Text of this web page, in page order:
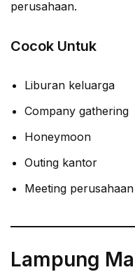
perusahaan.
Cocok Untuk
Liburan keluarga
Company gathering
Honeymoon
Outing kantor
Meeting perusahaan
Lampung